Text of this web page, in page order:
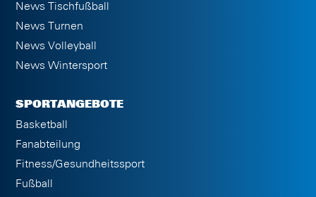
News Tischfußball
News Turnen
News Volleyball
News Wintersport
SPORTANGEBOTE
Basketball
Fanabteilung
Fitness/Gesundheitssport
Fußball